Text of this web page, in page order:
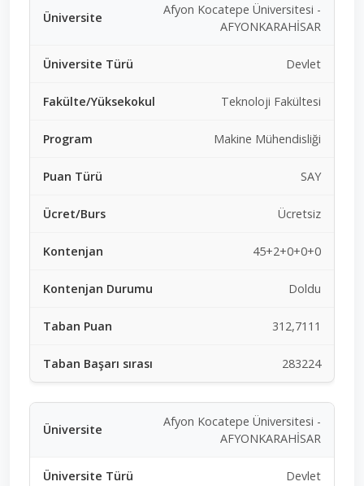
Afyon Kocatepe Üniversitesi -
AFYONKARAHİSAR
Devlet
Teknoloji Fakültesi
Makine Mühendisliği
SAY
Ücretsiz
45+2+0+0+0
Doldu
312,7111
283224
Afyon Kocatepe Üniversitesi -
AFYONKARAHİSAR
Devlet